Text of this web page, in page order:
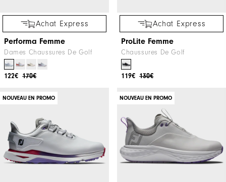
Achat Express
Performa Femme
Dames Chaussures De Golf
170€
122€
Achat Express
ProLite Femme
Chaussures De Golf
130€
119€
NOUVEAU EN PROMO NOUVEAU EN PROMO